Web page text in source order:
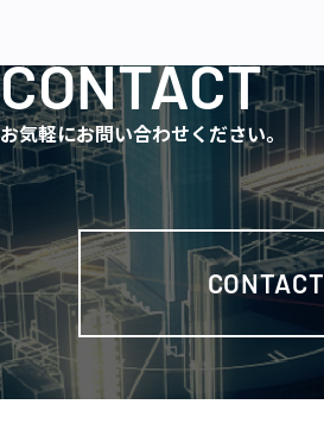
CONTACT
お気軽にお問い合わせください。
CONTACT